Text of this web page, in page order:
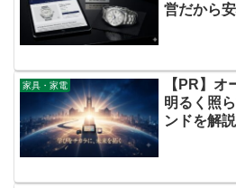
営だから
家具・家電
【PR】
明るく照
ンドを解説